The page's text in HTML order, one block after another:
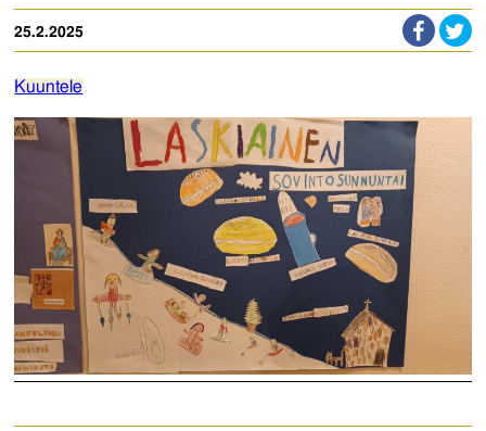
Tule mukaan
Hautausmaa
Yhteystiedot
25.2.2025
Kuuntele